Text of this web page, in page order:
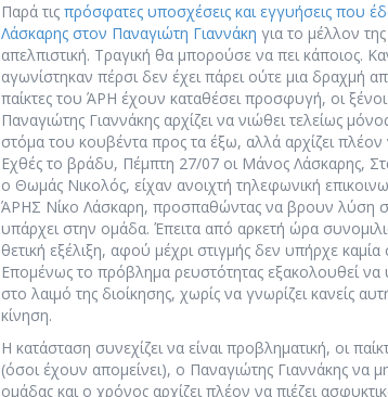
Παρά τις πρόσφατες υποσχέσεις και εγγυήσεις που
Λάσκαρης στον Παναγιώτη Γιαννάκη για το μέλλον
απελπιστική. Τραγική θα μπορούσε να πει κάποιος.
αγωνίστηκαν πέρσι δεν έχει πάρει ούτε μια δραχμή
παίκτες του ΆΡΗ έχουν καταθέσει προσφυγή, οι
Παναγιώτης Γιαννάκης αρχίζει να νιώθει τελείως
στόμα του κουβέντα προς τα έξω, αλλά αρχίζει πλέον
Εχθές το βράδυ, Πέμπτη 27/07 οι Μάνος Λάσκαρης,
ο Θωμάς Νικολός, είχαν ανοιχτή τηλεφωνική
ΆΡΗΣ Νίκο Λάσκαρη, προσπαθώντας να βρουν λύση
υπάρχει στην ομάδα. Έπειτα από αρκετή ώρα
θετική εξέλιξη, αφού μέχρι στιγμής δεν υπήρχε
Επομένως το πρόβλημα ρευστότητας εξακολουθεί να
στο λαιμό της διοίκησης, χωρίς να γνωρίζει κανείς
κίνηση.
Η κατάσταση συνεχίζει να είναι προβληματική, οι
(όσοι έχουν απομείνει), ο Παναγιώτης Γιαννάκης να
ομάδας και ο χρόνος αρχίζει πλέον να πιέζει